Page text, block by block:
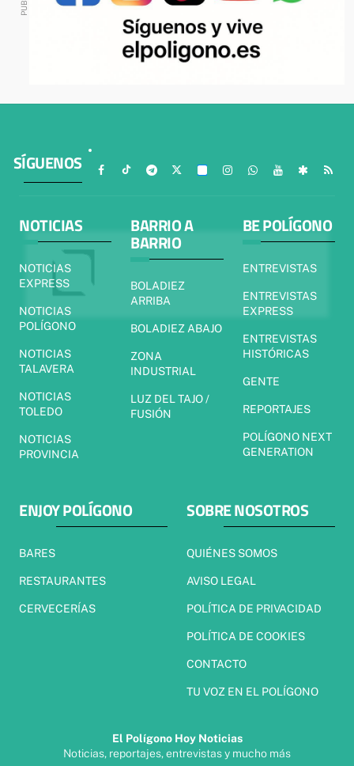
SÍGUENOS
NOTICIAS
NOTICIAS
EXPRESS
NOTICIAS
POLÍGONO
NOTICIAS
TALAVERA
NOTICIAS
TOLEDO
NOTICIAS
PROVINCIA
BARRIO A
BARRIO
BOLADIEZ
ARRIBA
BOLADIEZ ABAJO
ZONA
INDUSTRIAL
LUZ DEL TAJO /
FUSIÓN
BE POLÍGONO
ENTREVISTAS
ENTREVISTAS
EXPRESS
ENTREVISTAS
HISTÓRICAS
GENTE
REPORTAJES
POLÍGONO NEXT
GENERATION
ENJOY POLÍGONO
BARES
RESTAURANTES
CERVECERÍAS
SOBRE NOSOTROS
QUIÉNES SOMOS
AVISO LEGAL
POLÍTICA DE PRIVACIDAD
POLÍTICA DE COOKIES
CONTACTO
TU VOZ EN EL POLÍGONO
El Polígono Hoy Noticias
Noticias, reportajes, entrevistas y mucho más